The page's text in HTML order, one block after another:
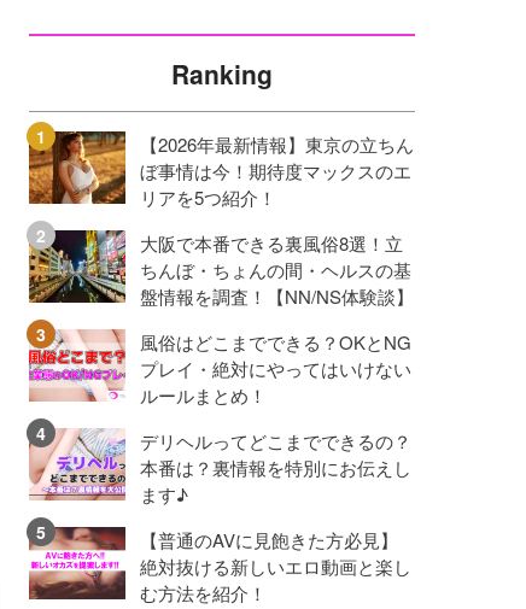
Ranking
【2026年最新情報】東京の立ちん
ぼ事情は今！期待度マックスのエ
リアを5つ紹介！
大阪で本番できる裏風俗8選！立
ちんぼ・ちょんの間・ヘルスの基
盤情報を調査！【NN/NS体験談】
風俗はどこまでできる？OKとNG
プレイ・絶対にやってはいけない
ルールまとめ！
デリヘルってどこまでできるの？
本番は？裏情報を特別にお伝えし
ます♪
【普通のAVに見飽きた方必見】
絶対抜ける新しいエロ動画と楽し
む方法を紹介！